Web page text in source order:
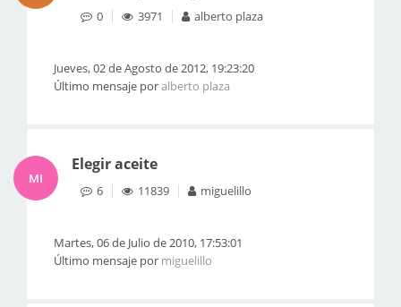
0 3971 alberto plaza
Jueves, 02 de Agosto de 2012, 19:23:20
Último mensaje poralberto plaza
MI
Elegir aceite
6 11839 miguelillo
Martes, 06 de Julio de 2010, 17:53:01
Último mensaje por miguelillo